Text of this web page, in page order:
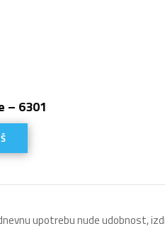
– 6301
upotrebu nude udobnost,